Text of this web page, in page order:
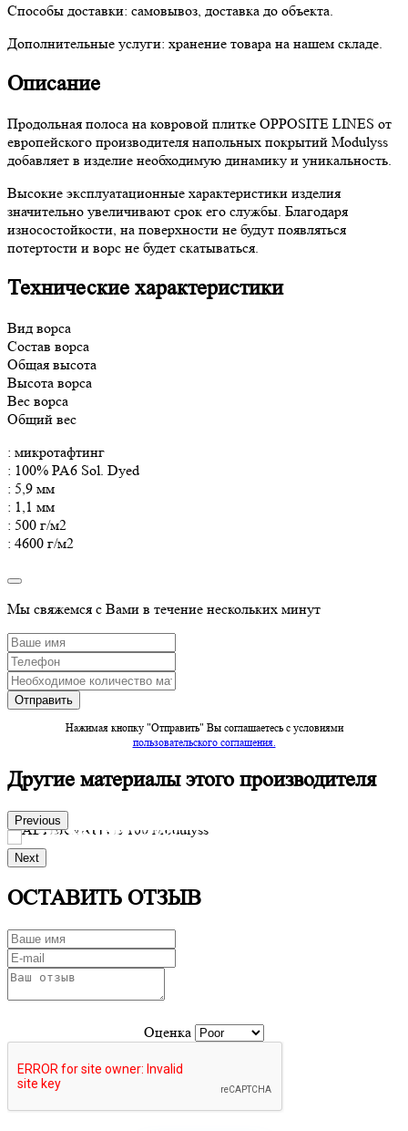
Способы доставки: самовывоз, доставка до объекта.
Дополнительные услуги: хранение товара на нашем складе.
Описание
Продольная полоса на ковровой плитке OPPOSITE LINES от
европейского производителя напольных покрытий Modulyss
добавляет в изделие необходимую динамику и уникальность.
Высокие эксплуатационные характеристики изделия
значительно увеличивают срок его службы. Благодаря
износостойкости, на поверхности не будут появляться
потертости и ворс не будет скатываться.
Технические характеристики
Вид ворса
Состав ворса
Общая высота
Высота ворса
Вес ворса
Общий вес
: микротафтинг
: 100% PA6 Sol. Dyed
: 5,9 мм
: 1,1 мм
: 500 г/м2
: 4600 г/м2
Мы свяжемся с Вами в течение нескольких минут
Нажимая кнопку "Отправить" Вы соглашаетесь c условиями
пользовательского соглашения.
Другие материалы этого производителя
Previous
ALTERNATIVE 100
Next
ОСТАВИТЬ ОТЗЫВ
Оценка